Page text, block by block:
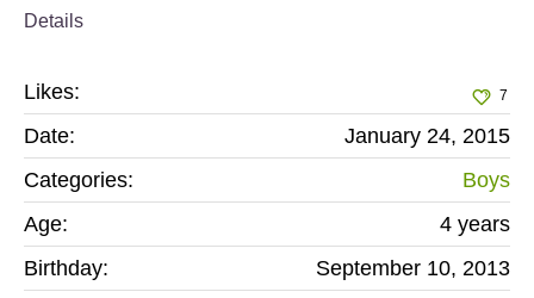
Details
Likes: 7
Date:
January 24, 2015
Categories:
Boys
Age:
4 years
Birthday:
September 10, 2013